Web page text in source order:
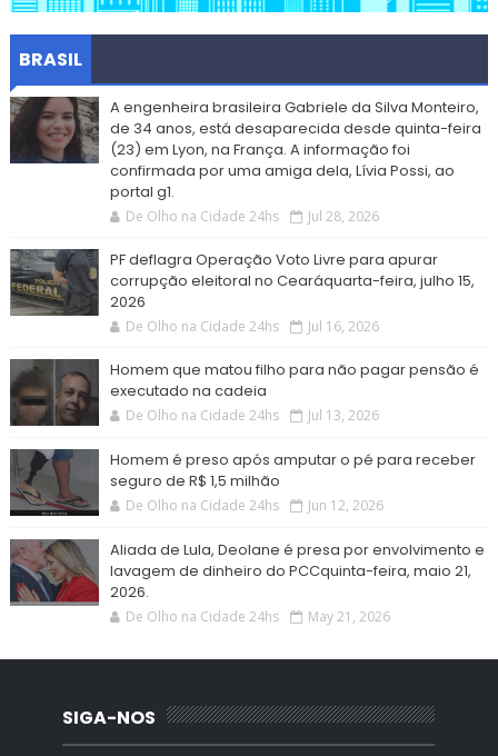
BRASIL
A engenheira brasileira Gabriele da Silva Monteiro,
de 34 anos, está desaparecida desde quinta-feira
(23) em Lyon, na França. A informação foi
confirmada por uma amiga dela, Lívia Possi, ao
portal g1.
De Olho na Cidade 24hs Jul 28, 2026
PF deflagra Operação Voto Livre para apurar
corrupção eleitoral no Cearáquarta-feira, julho 15,
2026
De Olho na Cidade 24hs Jul 16, 2026
Homem que matou filho para não pagar pensão é
executado na cadeia
De Olho na Cidade 24hs Jul 13, 2026
Homem é preso após amputar o pé para receber
seguro de R$ 1,5 milhão
De Olho na Cidade 24hs Jun 12, 2026
Aliada de Lula, Deolane é presa por envolvimento e
lavagem de dinheiro do PCCquinta-feira, maio 21,
2026.
De Olho na Cidade 24hs May 21, 2026
SIGA-NOS